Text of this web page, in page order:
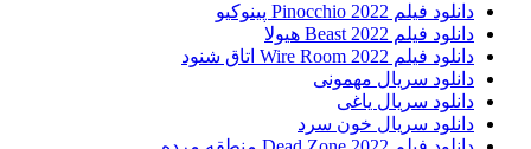
دانلود فیلم Pinocchio 2022 پینوکیو
دانلود فیلم Beast 2022 هیولا
دانلود فیلم Wire Room 2022 اتاق شنود
دانلود سریال مهمونی
دانلود سریال یاغی
دانلود سریال خون سرد